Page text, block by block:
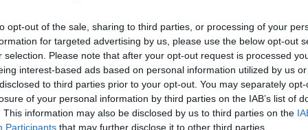
opt-out of the sale, sharing to third parties, or processing of your
for targeted advertising by us, please use the below opt-out
selection. Please note that after your opt-out request is processed
interest-based ads based on personal information utilized by us
to third parties prior to your opt-out. You may separately
of your personal information by third parties on the IAB’s list of
This information may also be disclosed by us to third parties on the
Participants that may further disclose it to other third parties.